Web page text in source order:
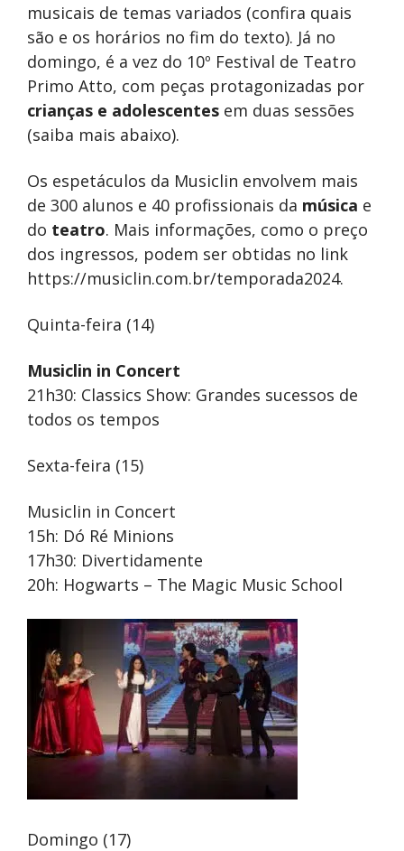
musicais de temas variados (confira quais
são e os horários no fim do texto). Já no
domingo, é a vez do 10º Festival de Teatro
Primo Atto, com peças protagonizadas por
crianças e adolescentes em duas sessões
(saiba mais abaixo).
Os espetáculos da Musiclin envolvem mais
de 300 alunos e 40 profissionais da música e
do teatro. Mais informações, como o preço
dos ingressos, podem ser obtidas no link
https://musiclin.com.br/temporada2024.
Quinta-feira (14)
Musiclin in Concert
21h30: Classics Show: Grandes sucessos de
todos os tempos
Sexta-feira (15)
Musiclin in Concert
15h: Dó Ré Minions
17h30: Divertidamente
20h: Hogwarts – The Magic Music School
Domingo (17)